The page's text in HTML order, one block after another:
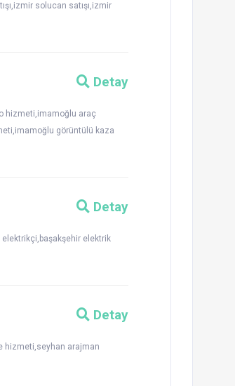
solucan satışı,izmir
Detay
hizmeti,imamoğlu araç
görüntülü kaza
Detay
elektrikçi,başakşehir elektrik
Detay
hizmeti,seyhan arajman